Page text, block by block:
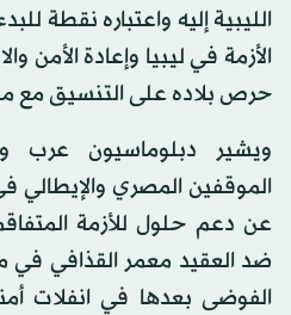
الليبية إليه واعتباره نقطة
الأزمة في ليبيا وإعادة الأمن
حرص بلاده على التنسيق مع
ويشير دبلوماسيون عرب
الموقفين المصري والإيطالي
عن دعم حلول للأزمة
الفوضى بعدها في انفلات